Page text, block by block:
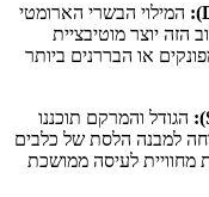
המילוי הבשרי הארומטי
הזה יוצר מוטיבציית
או הבררנים ביותר
הגודל והמרקם תוכננו
למבנה הלסת של כלבים
מחוויית לעיסה ממושכת